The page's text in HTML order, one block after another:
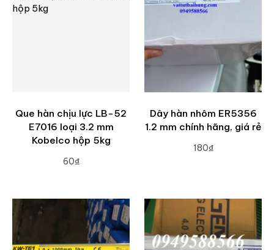
Que hàn chịu lực LB-52
E7016 loại 3.2 mm
Kobelco hộp 5kg
60₫
Dây hàn nhôm ER5356
1.2 mm chính hãng, giá rẻ
180₫